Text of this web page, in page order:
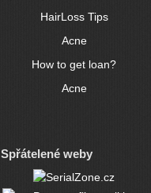
HairLoss Tips
Acne
How to get loan?
Acne
Spřátelené weby